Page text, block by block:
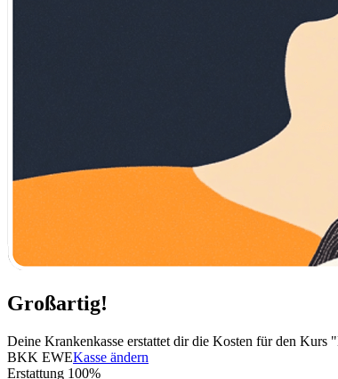
Großartig!
Deine Krankenkasse erstattet dir die Kosten für den
BKK EWEKasse ändern
Erstattung 100%